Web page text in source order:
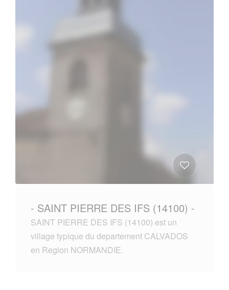
- SAINT PIERRE DES IFS (14100) -
SAINT PIERRE DES IFS (14100) est un
village typique du departement CALVADOS
en Region NORMANDIE.